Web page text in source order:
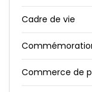
Cadre de vie
Commerce de